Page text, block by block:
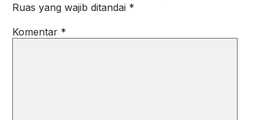
Ruas yang wajib ditandai *
Komentar *